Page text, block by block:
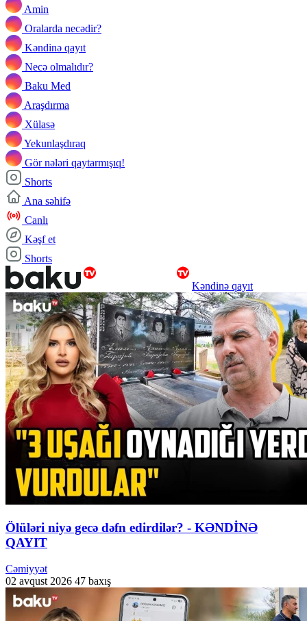
Amin
Oralarda necədir?
Kəndinə qayıt
Necə olmalıdır?
Baku Med
Araşdırma
Xülasə
Yekunlaşdıraq
Gör nələri qaytarmışıq!
Shorts
Ana səhifə
Canlı
Kəşf et
Shorts
Kəndinə qayıt
Ölüləri niyə gecə dəfn edirdilər? - KƏNDİNƏ
QAYIT
Cəmiyyət
02 avqust 2026 47 baxış